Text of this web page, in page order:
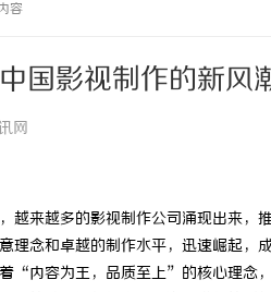
容
国影视制作的新风
网
越来越多的影视制作公司涌现出来
理念和卓越的制作水平，迅速崛起，
“内容为王，品质至上”的核心理念